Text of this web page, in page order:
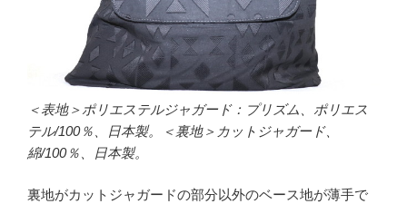
＜表地＞ポリエステルジャガード：プリズム、ポリエス
テル/100％、日本製。＜裏地＞カットジャガード、
綿/100％、日本製。
裏地がカットジャガードの部分以外のベース地が薄手で